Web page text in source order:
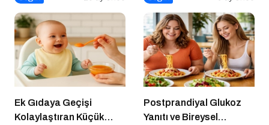
Ek Gıdaya Geçişi
Kolaylaştıran Küçük
Postprandiyal Glukoz
Yanıtı ve Bireysel